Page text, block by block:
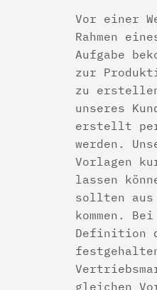
Vor einer
Rahmen
Aufgabe
zur
zu
unseres
erstellt
werden.
Vorlagen
lassen
sollten aus
kommen.
Definition
gleichen